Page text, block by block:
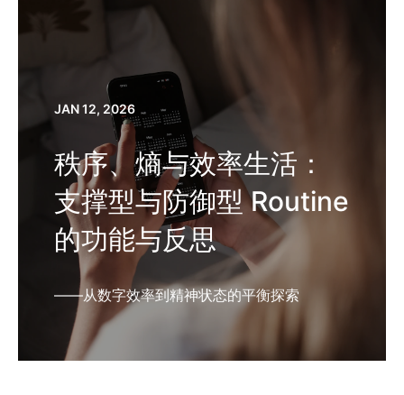
JAN 12, 2026
秩序、熵与效率生活：
支撑型与防御型 Routine
的功能与反思
——从数字效率到精神状态的平衡探索